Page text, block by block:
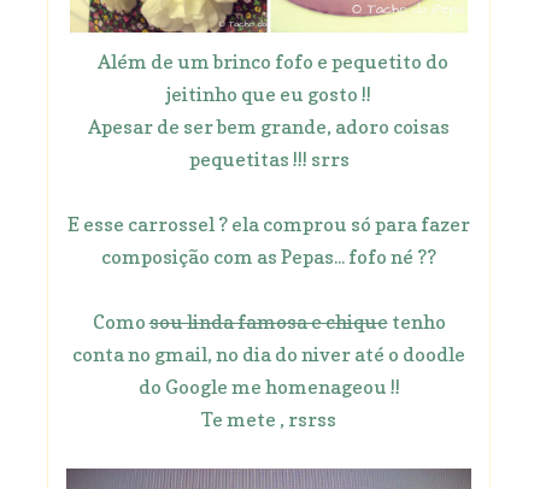
Além de um brinco fofo e pequetito do
jeitinho que eu gosto !!
Apesar de ser bem grande, adoro coisas
pequetitas !!! srrs
E esse carrossel ? ela comprou só para fazer
composição com as Pepas... fofo né ??
Comosou linda famosa e chiquetenho
conta no gmail, no dia do niver até o doodle
do Google me homenageou !!
Te mete , rsrss